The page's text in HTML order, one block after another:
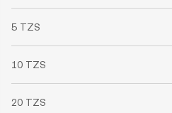
5 TZS
10 TZS
20 TZS